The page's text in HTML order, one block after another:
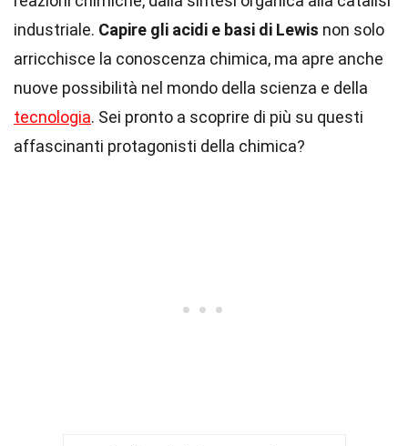
industriale. Capire gli acidi e basi di Lewis non solo
arricchisce la conoscenza chimica, ma apre anche
nuove possibilità nel mondo della scienza e della
tecnologia. Sei pronto a scoprire di più su questi
affascinanti protagonisti della chimica?